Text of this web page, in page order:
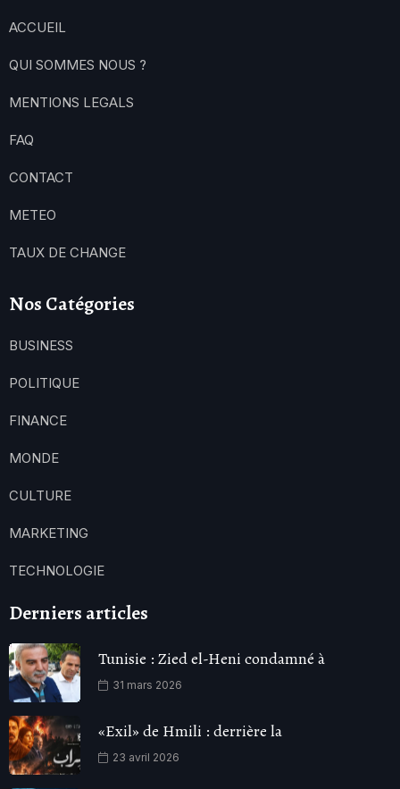
ACCUEIL
QUI SOMMES NOUS ?
MENTIONS LEGALS
FAQ
CONTACT
METEO
TAUX DE CHANGE
Nos Catégories
BUSINESS
POLITIQUE
FINANCE
MONDE
CULTURE
MARKETING
TECHNOLOGIE
Derniers articles
Tunisie : Zied el-Heni condamné à
31 mars 2026
«Exil» de Hmili : derrière la
23 avril 2026